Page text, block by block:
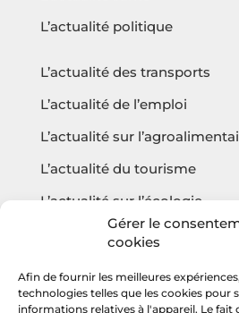
Gérer le
cookies
Afin de fournir les meilleures
technologies telles que les cookies pour
informations relatives à l'appareil. Le fait
L’actualité politique
L’actualité des transports
L’actualité de l’emploi
L’actualité sur
L’actualité du tourisme
L’actualité sur l’écologie
Questions fréquentes